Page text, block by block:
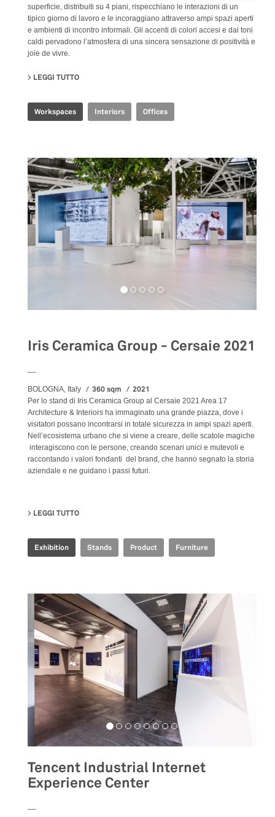
superficie, distribuiti su 4 piani, rispecchiano le interazioni di un
tipico giorno di lavoro e le incoraggiano attraverso ampi spazi aperti
e ambienti di incontro informali. Gli accenti di colori accesi e dai toni
caldi pervadono l’atmosfera di una sincera sensazione di positività e
joie de vivre.
LEGGI TUTTO
Workspaces Interiors Offices
Iris Ceramica Group - Cersaie 2021
BOLOGNA, Italy 360 sqm 2021
Per lo stand di Iris Ceramica Group al Cersaie 2021 Area 17
Architecture & Interiors ha immaginato una grande piazza, dove i
visitatori possano incontrarsi in totale sicurezza in ampi spazi aperti.
Nell’ecosistema urbano che si viene a creare, delle scatole magiche
interagiscono con le persone, creando scenari unici e mutevoli e
raccontando i valori fondanti del brand, che hanno segnato la storia
aziendale e ne guidano i passi futuri.
LEGGI TUTTO
Exhibition Stands Product Furniture
Tencent Industrial Internet
Experience Center